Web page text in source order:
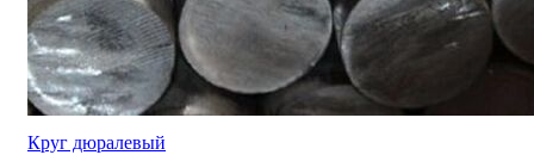
Круг дюралевый